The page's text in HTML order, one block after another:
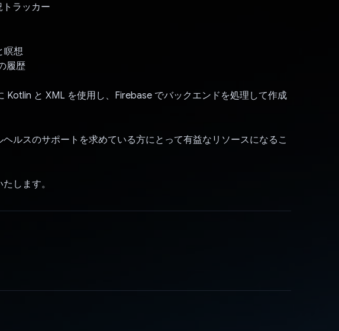
トラッカー
瞑想
履歴
Kotlin と XML を使用し、Firebase でバックエンドを処理して作成
ルスのサポートを求めている方にとって有益なリソースになるこ
します。